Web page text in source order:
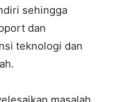
sehingga
dan
teknologi dan